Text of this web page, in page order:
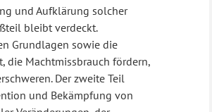
und Aufklärung solcher
bleibt verdeckt.
Grundlagen sowie die
Machtmissbrauch fördern,
Der zweite Teil
und Bekämpfung von